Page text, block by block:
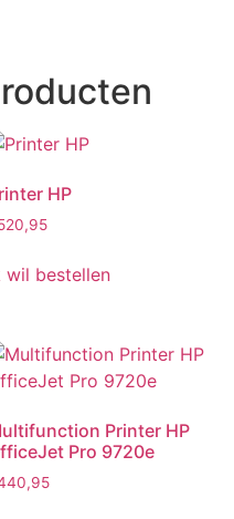
HP
wil bestellen
Printer HP
Pro 9720e